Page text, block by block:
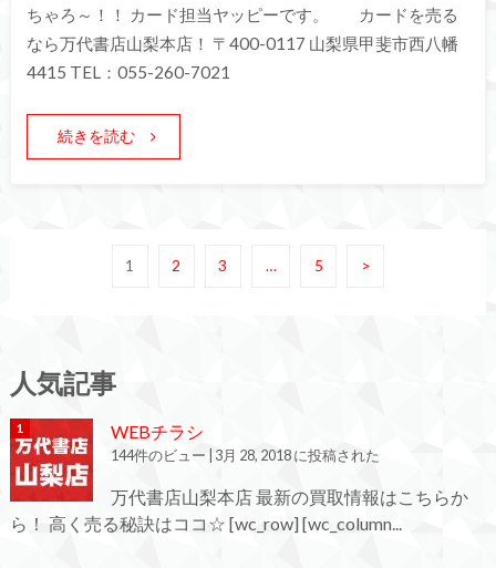
ちゃろ～！！ カード担当ヤッピーです。 カードを売る
なら万代書店山梨本店！ 〒400-0117 山梨県甲斐市西八幡
4415 TEL：055-260-7021
続きを読む
1 2 3 … 5 >
人気記事
WEBチラシ
144件のビュー 3月 28, 2018 に投稿された
万代書店山梨本店 最新の買取情報はこちらか
ら！ 高く売る秘訣はココ☆ [wc_row] [wc_column...